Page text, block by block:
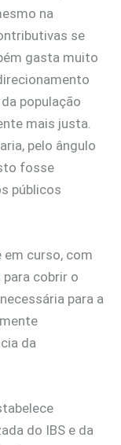
na
se
gasta muito
população
mais justa.
pelo ângulo
fosse
públicos
curso, com
cobrir o
para a
da
do IBS e da